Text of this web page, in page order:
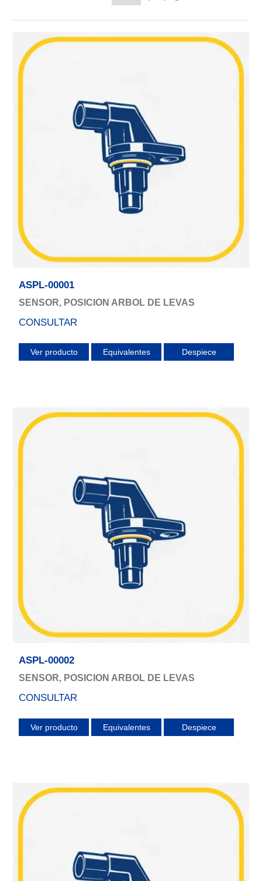
ASPL-00001
SENSOR, POSICION ARBOL DE LEVAS
CONSULTAR
Ver producto Equivalentes Despiece
ASPL-00002
SENSOR, POSICION ARBOL DE LEVAS
CONSULTAR
Ver producto Equivalentes Despiece